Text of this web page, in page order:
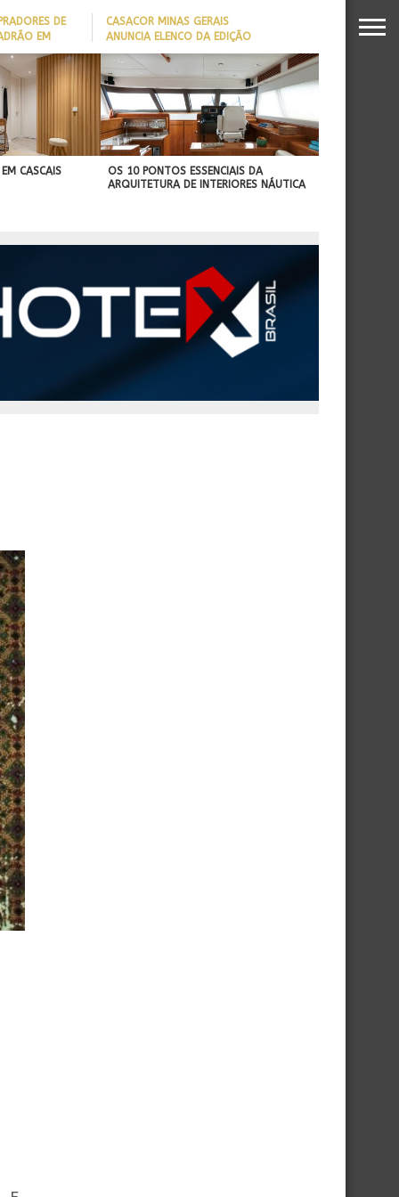
DE
EM
REVELA
MILIONÁRIO
CASACOR MINAS GERAIS
ANUNCIA ELENCO DA EDIÇÃO
2026
CASCAIS
OS 10 PONTOS ESSENCIAIS DA
ARQUITETURA DE INTERIORES NÁUTICA